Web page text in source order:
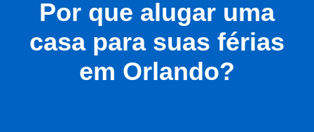
Por que alugar uma
casa para suas férias
em Orlando?